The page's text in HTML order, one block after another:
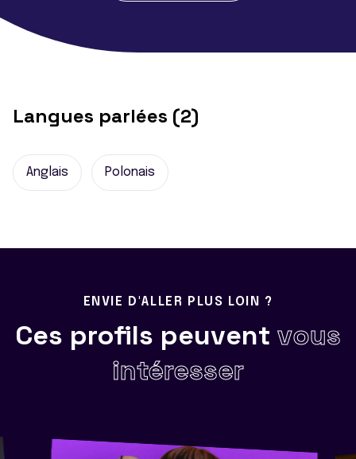
Langues parlées (2)
Anglais Polonais
ENVIE D'ALLER PLUS LOIN ?
Ces profils peuvent vous
intéresser